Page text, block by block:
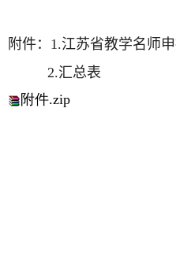
附件： 1.江苏省教学名师
2.汇总表
附件.zip